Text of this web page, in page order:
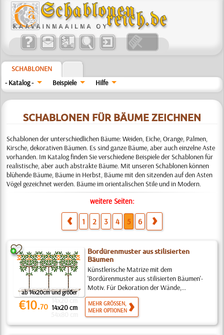
SCHABLONEN
- Katalog -
Beispiele Hilfe
SCHABLONEN FÜR BÄUME ZEICHNEN
Schablonen der unterschiedlichen Bäume: Weiden, Eiche, Orange, Palmen,
Kirsche, dekorativen Bäumen. Es sind ganze Bäume, aber auch einzelne Aste
vorhanden. Im Katalog finden Sie verschiedene Beispiele der Schablonen für
realistische, aber auch abstrakte Bäume. Mit unseren Schablonen können
blühende Bäume, Bäume in Herbst, Bäume mit den sitzenden auf den Asten
Vögel gezeichnet werden. Bäume im orientalischen Stile und in Modern.
weitere Seiten:
1 2 3 4 5 6
ab 14x20cm und größer
Bordürenmuster aus stilisierten
Bäumen
Künstlerische Matrize mit dem
'Bordürenmuster aus stilisierten Bäumen'-
Motiv. Für Dekoration der Wände,...
€10.70
14x20 cm
14x20 cm
MEHR GRÖSSEN,
MEHR OPTIONEN